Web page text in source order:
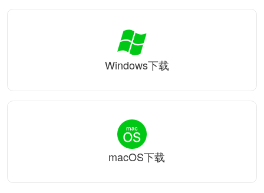
Windows下载
macOS下载